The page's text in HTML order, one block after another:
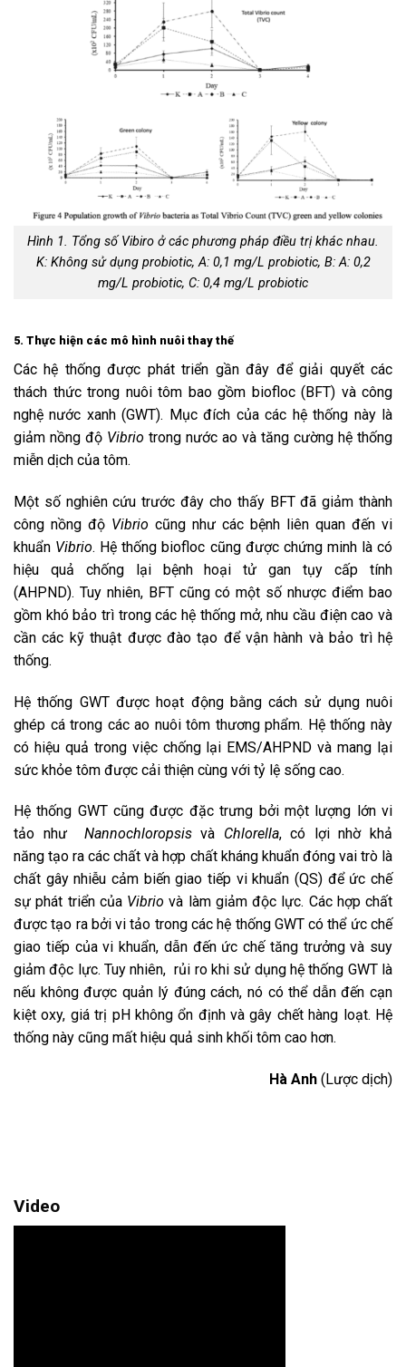
Hình 1. Tổng số Vibiro ở các phương pháp điều trị khác nhau.
K: Không sử dụng probiotic, A: 0,1 mg/L probiotic, B: A: 0,2
mg/L probiotic, C: 0,4 mg/L probiotic
5. Thực hiện các mô hình nuôi thay thế
Các hệ thống được phát triển gần đây để giải quyết các
thách thức trong nuôi tôm bao gồm biofloc (BFT) và công
nghệ nước xanh (GWT). Mục đích của các hệ thống này là
giảm nồng độ Vibrio trong nước ao và tăng cường hệ thống
miễn dịch của tôm.
Một số nghiên cứu trước đây cho thấy BFT đã giảm thành
công nồng độ Vibrio cũng như các bệnh liên quan đến vi
khuẩn Vibrio. Hệ thống biofloc cũng được chứng minh là có
hiệu quả chống lại bệnh hoại tử gan tụy cấp tính
(AHPND). Tuy nhiên, BFT cũng có một số nhược điểm bao
gồm khó bảo trì trong các hệ thống mở, nhu cầu điện cao và
cần các kỹ thuật được đào tạo để vận hành và bảo trì hệ
thống.
Hệ thống GWT được hoạt động bằng cách sử dụng nuôi
ghép cá trong các ao nuôi tôm thương phẩm. Hệ thống này
có hiệu quả trong việc chống lại EMS/AHPND và mang lại
sức khỏe tôm được cải thiện cùng với tỷ lệ sống cao.
Hệ thống GWT cũng được đặc trưng bởi một lượng lớn vi
tảo như
Nannochloropsisvà Chlorella, có lợi nhờ khả
năng tạo ra các chất và hợp chất kháng khuẩn đóng vai trò là
chất gây nhiễu cảm biến giao tiếp vi khuẩn (QS) để ức chế
sự phát triển của Vibrio và làm giảm độc lực. Các hợp chất
được tạo ra bởi vi tảo trong các hệ thống GWT có thể ức chế
giao tiếp của vi khuẩn, dẫn đến ức chế tăng trưởng và suy
giảm độc lực. Tuy nhiên, rủi ro khi sử dụng hệ thống GWT là
nếu không được quản lý đúng cách, nó có thể dẫn đến cạn
kiệt oxy, giá trị pH không ổn định và gây chết hàng loạt. Hệ
thống này cũng mất hiệu quả sinh khối tôm cao hơn.
Hà Anh (Lược dịch)
Video